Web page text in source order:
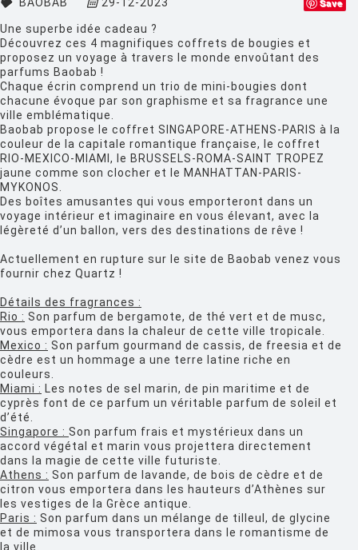
EDRA
EGO PARIS
EMU
ESTABLISHED AND SONS
ETHNICRAFT
FATBOY
FERMOB
FIAM
FLOS
FLYTE
FOSCARINI
FRITZ HANSEN
GANDIA BLASCO
GERVASONI
GLAS ITALIA
GUBI
HAY
HISLE
Save
Une superbe idée cadeau ?
Découvrez ces 4 magnifiques coffrets de bougies et
proposez un voyage à travers le monde envoûtant des
parfums Baobab !
Chaque écrin comprend un trio de mini-bougies dont
chacune évoque par son graphisme et sa fragrance une
ville emblématique.
Baobab propose le coffret SINGAPORE-ATHENS-PARIS à la
couleur de la capitale romantique française, le coffret
RIO-MEXICO-MIAMI, le BRUSSELS-ROMA-SAINT TROPEZ
jaune comme son clocher et le MANHATTAN-PARIS-
MYKONOS.
Des boîtes amusantes qui vous emporteront dans un
voyage intérieur et imaginaire en vous élevant, avec la
légèreté d’un ballon, vers des destinations de rêve !
Actuellement en rupture sur le site de Baobab venez vous
fournir chez Quartz !
Détails des fragrances :
Rio : Son parfum de bergamote, de thé vert et de musc,
vous emportera dans la chaleur de cette ville tropicale.
Mexico : Son parfum gourmand de cassis, de freesia et de
cèdre est un hommage a une terre latine riche en
couleurs.
Miami : Les notes de sel marin, de pin maritime et de
cyprès font de ce parfum un véritable parfum de soleil et
d’été.
Singapore : Son parfum frais et mystérieux dans un
accord végétal et marin vous projettera directement
dans la magie de cette ville futuriste.
Athens : Son parfum de lavande, de bois de cèdre et de
citron vous emportera dans les hauteurs d’Athènes sur
les vestiges de la Grèce antique.
Paris : Son parfum dans un mélange de tilleul, de glycine
et de mimosa vous transportera dans le romantisme de
la ville.